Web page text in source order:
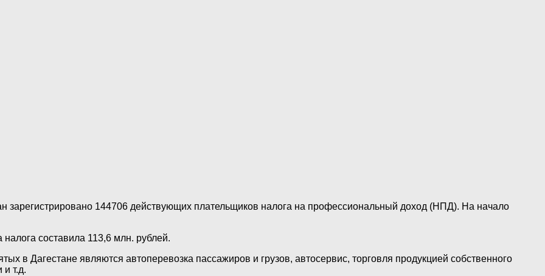
зарегистрировано 144706 действующих плательщиков налога на профессиональный доход (НПД). На начало
составила 113,6 млн. рублей.
в Дагестане являются автоперевозка пассажиров и грузов, автосервис, торговля продукцией собственного
и т.д.